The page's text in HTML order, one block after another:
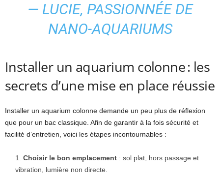
— LUCIE, PASSIONNÉE DE
NANO-AQUARIUMS
Installer un aquarium colonne : les
secrets d’une mise en place réussie
Installer un aquarium colonne demande un peu plus de réflexion
que pour un bac classique. Afin de garantir à la fois sécurité et
facilité d’entretien, voici les étapes incontournables :
Choisir le bon emplacement : sol plat, hors passage et
vibration, lumière non directe.